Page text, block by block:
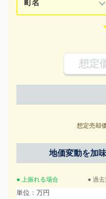
想定
想定売却
地価変動を加
● 上振れる場合 ● 過
単位：万円